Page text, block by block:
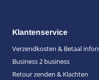
Klantenservice
Verzendkosten & Betaal
Business 2 business
Retour zenden & Klachten